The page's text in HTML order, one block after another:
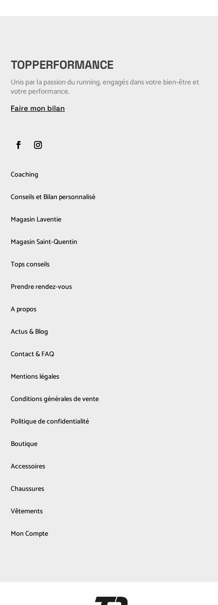
TOPPERFORMANCE
Unis par la passion du running, engagés dans votre bien-être et
votre performance.
Faire mon bilan
Coaching
Conseils et Bilan personnalisé
Magasin Laventie
Magasin Saint-Quentin
Tops conseils
Prendre rendez-vous
A propos
Actus & Blog
Contact & FAQ
Mentions légales
Conditions générales de vente
Politique de confidentialité
Boutique
Accessoires
Chaussures
Vêtements
Mon Compte